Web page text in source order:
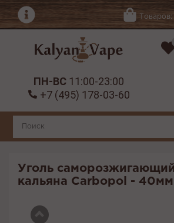
ПН-ВС 11:00-23:00
+7 (495) 178-03-60
Уголь
кальяна Carbopol - 40мм